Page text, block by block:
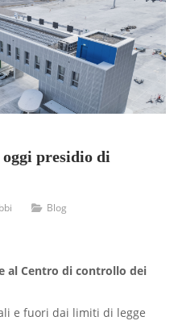
presidio di
Blog
al Centro di controllo dei
e fuori dai limiti di legge